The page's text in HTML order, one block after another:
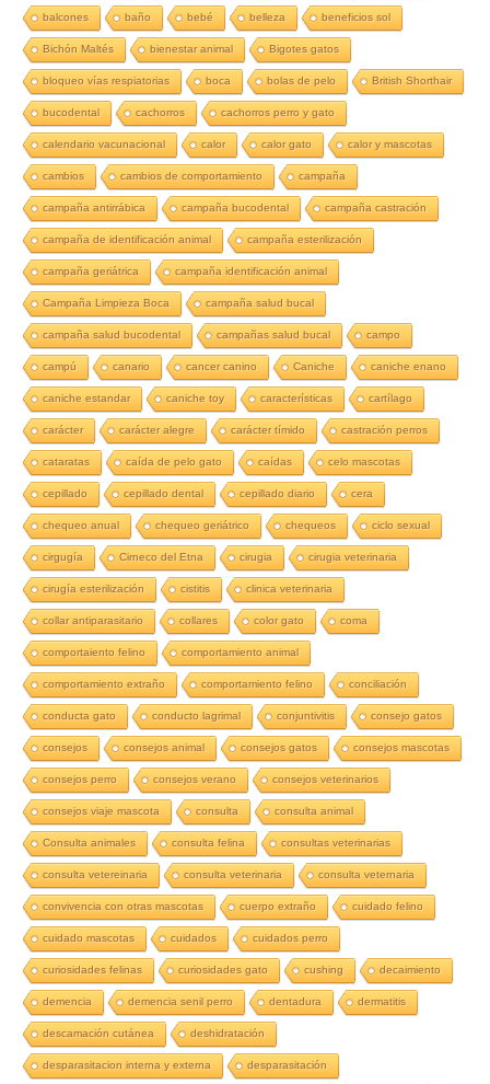
balcones baño bebé belleza beneficios sol
Bichón Maltés bienestar animal Bigotes gatos
bloqueo vías respiatorias boca bolas de pelo British Shorthair
bucodental cachorros cachorros perro y gato
calendario vacunacional calor calor gato calor y mascotas
cambios cambios de comportamiento campaña
campaña antirrábica campaña bucodental campaña castración
campaña de identificación animal campaña esterilización
campaña geriátrica campaña identificación animal
Campaña Limpieza Boca campaña salud bucal
campaña salud bucodental campañas salud bucal campo
campú canario cancer canino Caniche caniche enano
caniche estandar caniche toy características cartílago
carácter carácter alegre carácter tímido castración perros
cataratas caída de pelo gato caídas celo mascotas
cepillado cepillado dental cepillado diario cera
chequeo anual chequeo geriátrico chequeos ciclo sexual
cirgugía Cirneco del Etna cirugia cirugia veterinaria
cirugía esterilización cistitis clinica veterinaria
collar antiparasitario collares color gato coma
comportaiento felino comportamiento animal
comportamiento extraño comportamiento felino conciliación
conducta gato conducto lagrimal conjuntivitis consejo gatos
consejos consejos animal consejos gatos consejos mascotas
consejos perro consejos verano consejos veterinarios
consejos viaje mascota consulta consulta animal
Consulta animales consulta felina consultas veterinarias
consulta vetereinaria consulta veterinaria consulta veternaria
convivencia con otras mascotas cuerpo extraño cuidado felino
cuidado mascotas cuidados cuidados perro
curiosidades felinas curiosidades gato cushing decaimiento
demencia demencia senil perro dentadura dermatitis
descamación cutánea deshidratación
desparasitacion interna y externa desparasitación